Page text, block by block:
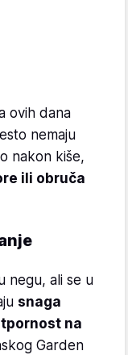
ovih dana
nemaju
nakon kiše,
ili obruča
negu, ali se u
snaga
na
Garden